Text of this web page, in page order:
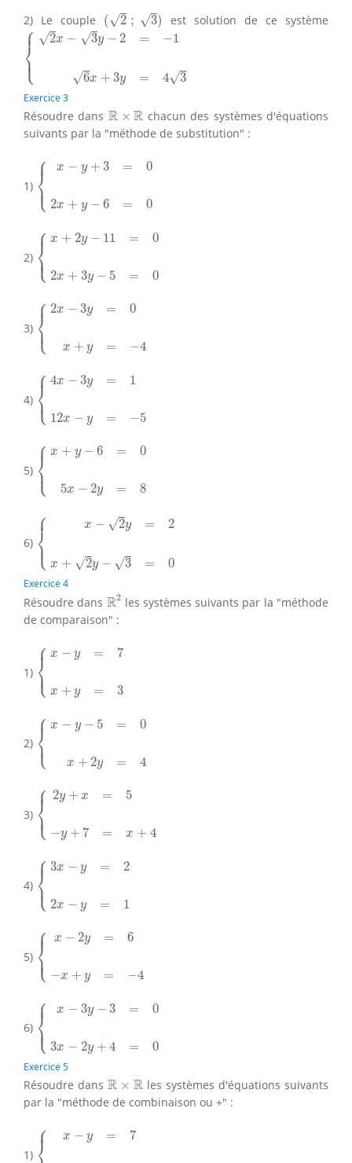
2) Le couple (√2 ; √3)
(2 ;3 est solution de ce système
⎧
⎪
⎨
⎪
⎩
√2x − √3y − 2 = −1
√6x + 3y = 4√3
{2 x−3 y−2=− 16x + 3 y= 43
Exercice 3
Résoudre dans R × R
R×R
chacun des systèmes d'équations
suivants par la "méthode de substitution" :
1) ⎧
⎪
⎨
⎪
⎩
x − y + 3 = 0
2x + y − 6 = 0
x y+ =0 2 x =0
2) ⎧
⎪
⎨
⎪
⎩
x + 2y − 11 = 0
2x + 3y − 5 = 0
x y −11 02 −5
3) ⎧
⎪
⎨
⎪
⎩
2x − 3y = 0
x + y = −4
2 x− =0 −4
4) ⎧
⎪
⎨
⎪
⎩
4x − 3y = 1
12x − y = −5
4 x = y=
5) ⎧
⎪
⎨
⎪
⎩
x + y − 6 = 0
5x − 2y = 8
x +y − 6= 5 8
6) ⎧
⎪
⎨
⎪
⎩
x − √2y = 2
x + √2y − √3 = 0
x −3
Exercice 4
Résoudre dans R2
R2 les systèmes suivants par la "méthode
de comparaison" :
1) ⎧
⎪
⎨
⎪
⎩
x − y = 7
x + y = 3
x −y 7x
2) ⎧
⎪
⎨
⎪
⎩
x − y − 5 = 0
x + 2y = 4
x x+
3) ⎧
⎪
⎨
⎪
⎩
2y + x = 5
−y + 7 = x + 4
2 y+x = 5− x
4) ⎧
⎪
⎨
⎪
⎩
3x − y = 2
2x − y = 1
3 x− 1
5) ⎧
⎪
⎨
⎪
⎩
x − 2y = 6
−x + y = −4
x 2 6− −4
6) ⎧
⎪
⎨
⎪
⎩
x − 3y − 3 = 0
3x − 2y + 4 = 0
x 3= x 4=
Exercice 5
Résoudre dansR × R
R ×R
les systèmes d'équations suivants
par la "méthode de combinaison ou +" :
1) ⎧
⎪ x − y = 7
x = x 1